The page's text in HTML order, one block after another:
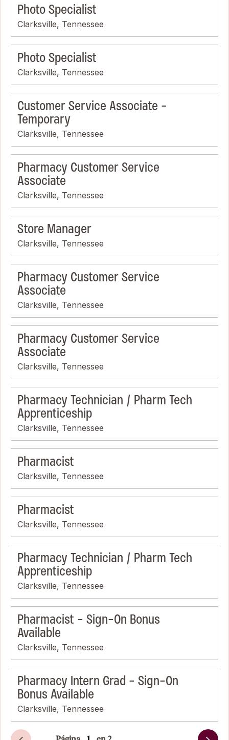
Photo Specialist
Clarksville, Tennessee
Photo Specialist
Clarksville, Tennessee
Customer Service Associate -
Temporary
Clarksville, Tennessee
Pharmacy Customer Service
Associate
Clarksville, Tennessee
Store Manager
Clarksville, Tennessee
Pharmacy Customer Service
Associate
Clarksville, Tennessee
Pharmacy Customer Service
Associate
Clarksville, Tennessee
Pharmacy Technician / Pharm Tech
Apprenticeship
Clarksville, Tennessee
Pharmacist
Clarksville, Tennessee
Pharmacist
Clarksville, Tennessee
Pharmacy Technician / Pharm Tech
Apprenticeship
Clarksville, Tennessee
Pharmacist - Sign-On Bonus
Available
Clarksville, Tennessee
Pharmacy Intern Grad - Sign-On
Bonus Available
Clarksville, Tennessee